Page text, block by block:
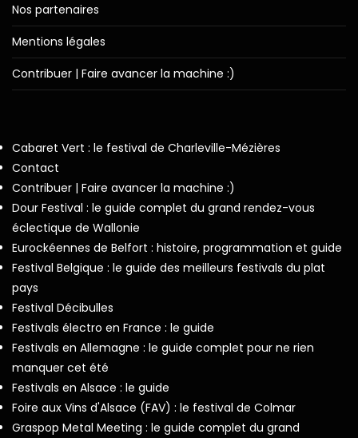
Nos partenaires
Mentions légales
Contribuer | Faire avancer la machine :)
Cabaret Vert : le festival de Charleville-Mézières
Contact
Contribuer | Faire avancer la machine :)
Dour Festival : le guide complet du grand rendez-vous
éclectique de Wallonie
Eurockéennes de Belfort : histoire, programmation et guide
Festival Belgique : le guide des meilleurs festivals du plat
pays
Festival Décibulles
Festivals électro en France : le guide
Festivals en Allemagne : le guide complet pour ne rien
manquer cet été
Festivals en Alsace : le guide
Foire aux Vins d'Alsace (FAV) : le festival de Colmar
Graspop Metal Meeting : le guide complet du grand